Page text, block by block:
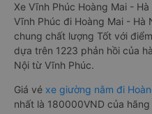
Xe Vĩnh Phúc Hoàng Mai -
Vĩnh Phúc đi Hoàng Mai - Hà
chung chất lượng Tốt với
dựa trên 1223 phản hồi của
Nội từ Vĩnh Phúc.
Giá vé xe giường nằm đi
nhất là 180000VND của